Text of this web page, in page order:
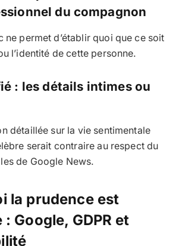
du compagnon
ne permet d’établir quoi que ce soit
l’identité de cette personne.
: les détails intimes ou
détaillée sur la vie sentimentale
serait contraire au respect du
de Google News.
la prudence est
Google, GDPR et